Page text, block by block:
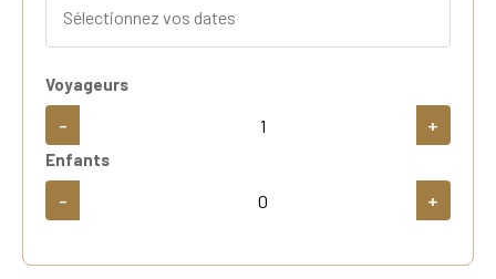
Voyageurs
- +
Enfants
- +